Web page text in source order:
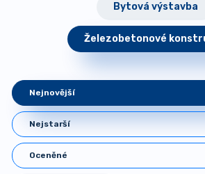
Bytová výstavba
Železobetonové
Nejnovější
Nejstarší
Oceněné